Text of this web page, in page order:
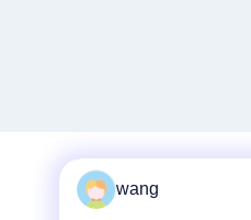
wang